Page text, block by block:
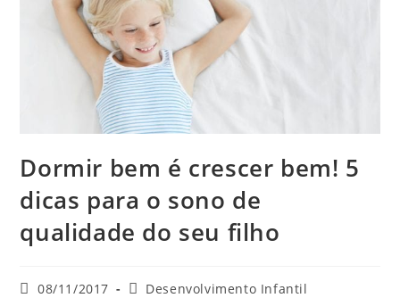
Dormir bem é crescer bem! 5
dicas para o sono de
qualidade do seu filho
08/11/2017 Desenvolvimento Infantil